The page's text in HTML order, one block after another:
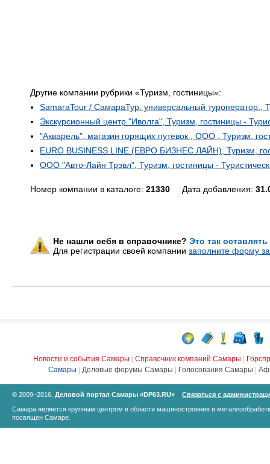
Другие компании рубрики «Туризм, гостиницы»:
SamaraTour / СамараТур: универсальный туроператор.,
Экскурсионный центр "Иволга", Туризм, гостиницы -
"Акварель", магазин горящих путевок , ООО , Туризм,
EURO BUSINESS LINE (ЕВРО БИЗНЕС ЛАЙН), Туризм,
ООО "Авто-Лайн Трэвл", Туризм, гостиницы -
Номер компании в каталоге: 21330 Дата добавления:
Не нашли себя в справочнике? Это так
Для регистрации своей компании заполните форму
Новости и события Самары Справочник компаний Самары
Самары
Деловые форумы Самары Голосования Самары
© 2009–2016, Деловой портал Самары «DP63.RU»
Связаться с
Самара является крупным центром в области машиностроения и
посвящен Самаре.